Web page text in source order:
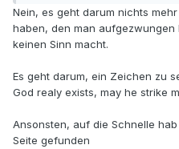
Nein, es geht darum nichts
haben, den man
keinen Sinn macht.
Es geht darum, ein Zeichen zu
God realy exists, may he strike
Ansonsten, auf die Schnelle
Seite gefunden